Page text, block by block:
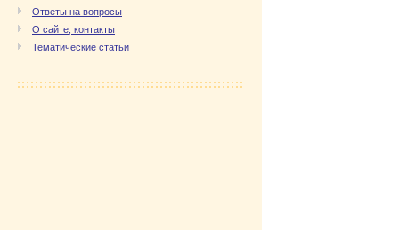
Ответы на вопросы
О сайте, контакты
Тематические статьи